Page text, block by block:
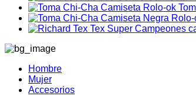
Hombre
Mujer
Accesorios